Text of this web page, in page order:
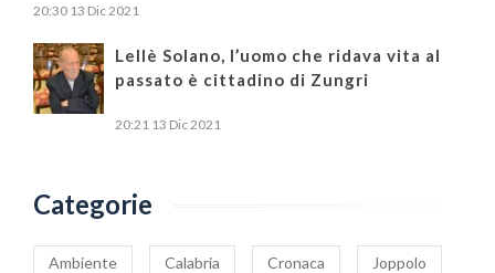
20:30 13 Dic 2021
Lellè Solano, l’uomo che ridava vita al
passato è cittadino di Zungri
20:21 13 Dic 2021
Categorie
Ambiente Calabria Cronaca Joppolo